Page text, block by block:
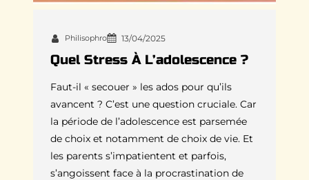
Philisophro 13/04/2025
Quel Stress À L’adolescence ?
Faut-il « secouer » les ados pour qu’ils
avancent ? C’est une question cruciale. Car
la période de l’adolescence est parsemée
de choix et notamment de choix de vie. Et
les parents s’impatientent et parfois,
s’angoissent face à la procrastination de